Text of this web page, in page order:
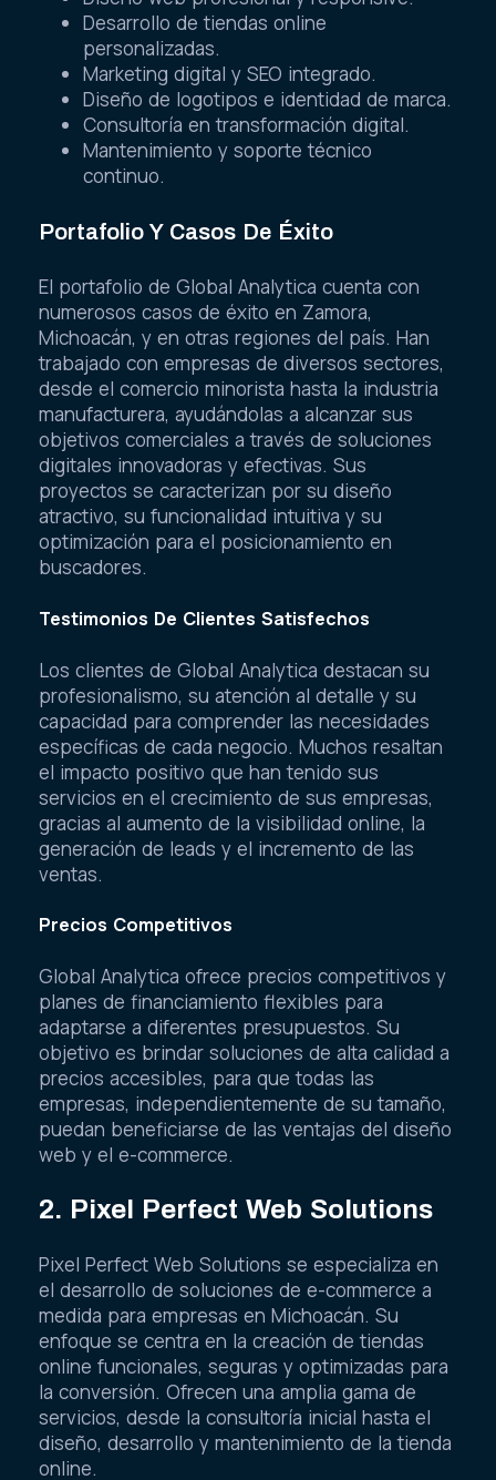
Desarrollo de tiendas online
personalizadas.
Marketing digital y SEO integrado.
Diseño de logotipos e identidad de marca.
Consultoría en transformación digital.
Mantenimiento y soporte técnico
continuo.
Portafolio Y Casos De Éxito
El portafolio de Global Analytica cuenta con
numerosos casos de éxito en Zamora,
Michoacán, y en otras regiones del país. Han
trabajado con empresas de diversos sectores,
desde el comercio minorista hasta la industria
manufacturera, ayudándolas a alcanzar sus
objetivos comerciales a través de soluciones
digitales innovadoras y efectivas. Sus
proyectos se caracterizan por su diseño
atractivo, su funcionalidad intuitiva y su
optimización para el posicionamiento en
buscadores.
Testimonios De Clientes Satisfechos
Los clientes de Global Analytica destacan su
profesionalismo, su atención al detalle y su
capacidad para comprender las necesidades
específicas de cada negocio. Muchos resaltan
el impacto positivo que han tenido sus
servicios en el crecimiento de sus empresas,
gracias al aumento de la visibilidad online, la
generación de leads y el incremento de las
ventas.
Precios Competitivos
Global Analytica ofrece precios competitivos y
planes de financiamiento flexibles para
adaptarse a diferentes presupuestos. Su
objetivo es brindar soluciones de alta calidad a
precios accesibles, para que todas las
empresas, independientemente de su tamaño,
puedan beneficiarse de las ventajas del diseño
web y el e-commerce.
2. Pixel Perfect Web Solutions
Pixel Perfect Web Solutions se especializa en
el desarrollo de soluciones de e-commerce a
medida para empresas en Michoacán. Su
enfoque se centra en la creación de tiendas
online funcionales, seguras y optimizadas para
la conversión. Ofrecen una amplia gama de
servicios, desde la consultoría inicial hasta el
diseño, desarrollo y mantenimiento de la tienda
online.